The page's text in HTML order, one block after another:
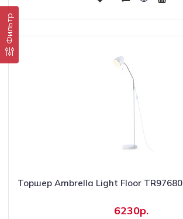
Фильтр
Торшер Ambrella Light Floor TR97680
6230р.